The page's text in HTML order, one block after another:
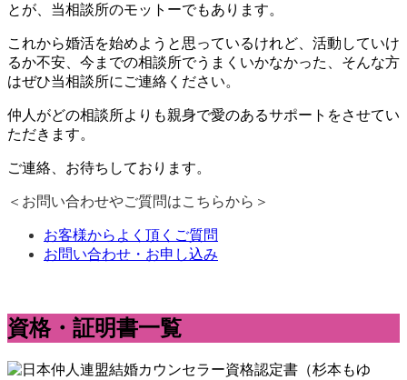
とが、当相談所のモットーでもあります。
これから婚活を始めようと思っているけれど、活動していけ
るか不安、今までの相談所でうまくいかなかった、そんな方
はぜひ当相談所にご連絡ください。
仲人がどの相談所よりも親身で愛のあるサポートをさせてい
ただきます。
ご連絡、お待ちしております。
＜お問い合わせやご質問はこちらから＞
お客様からよく頂くご質問
お問い合わせ・お申し込み
資格・証明書一覧